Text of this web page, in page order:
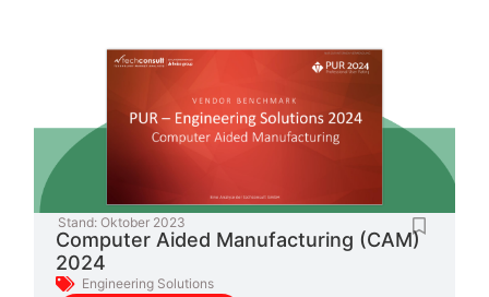
Stand: Oktober 2023
Computer Aided Manufacturing (CAM)
2024
Engineering Solutions